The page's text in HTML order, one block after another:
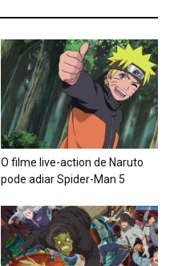
O filme live-action de Naruto
pode adiar Spider-Man 5